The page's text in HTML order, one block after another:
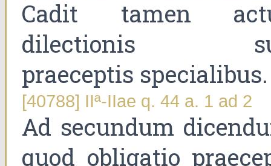
Cadit tamen
dilectionis
praeceptis specialibus.
[40788] IIª-IIae q. 44 a. 1 ad 2
Ad secundum
quod obligatio